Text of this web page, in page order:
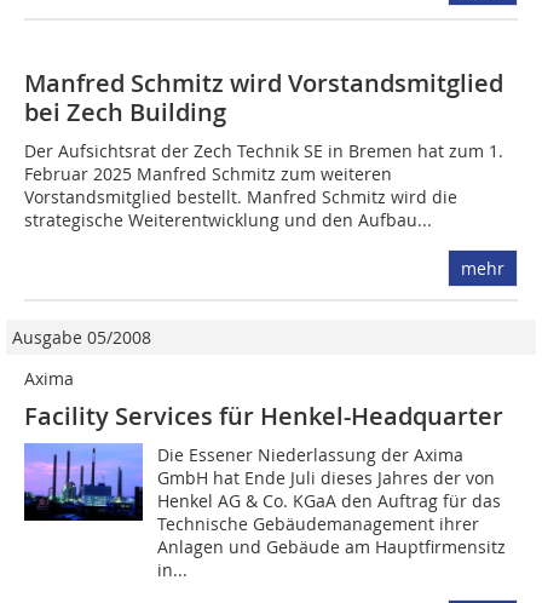
Manfred Schmitz wird Vorstandsmitglied
bei Zech Building
Der Aufsichtsrat der Zech Technik SE in Bremen hat zum 1.
Februar 2025 Manfred Schmitz zum weiteren
Vorstandsmitglied bestellt. Manfred Schmitz wird die
strategische Weiterentwicklung und den Aufbau...
mehr
Ausgabe 05/2008
Axima
Facility Services für Henkel-Headquarter
Die Essener Niederlassung der Axima
GmbH hat Ende Juli dieses Jahres der von
Henkel AG & Co. KGaA den Auftrag für das
Technische Gebäudemanagement ihrer
Anlagen und Gebäude am Hauptfirmensitz
in...